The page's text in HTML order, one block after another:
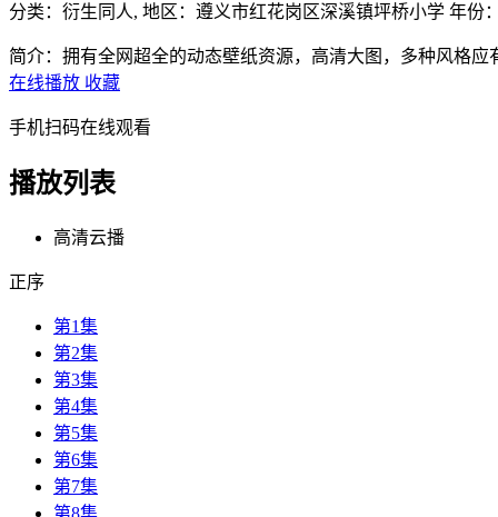
分类： 衍生同人, 地区： 遵义市红花岗区深溪镇坪桥小学 年份
简介：拥有全网超全的动态壁纸资源，高清大图，多种风格应
在线播放 收藏
手机扫码在线观看
播放列表
高清云播
正序
第1集
第2集
第3集
第4集
第5集
第6集
第7集
第8集